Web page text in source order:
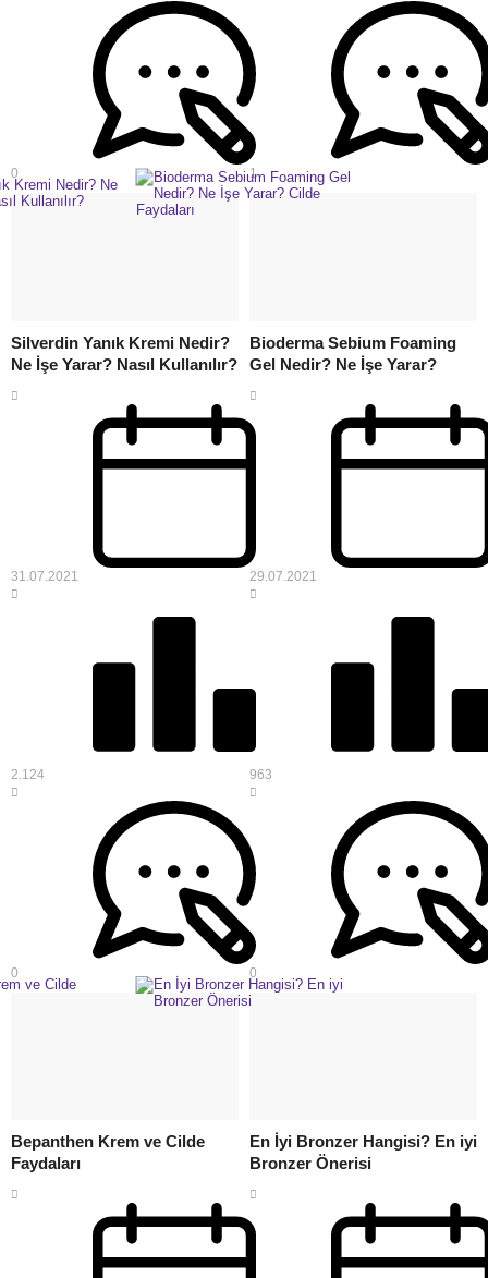
0 1
Silverdin Yanık Kremi Nedir?
Ne İşe Yarar? Nasıl Kullanılır?
31.07.2021
2.124
0
Bioderma Sebium Foaming
Gel Nedir? Ne İşe Yarar?
29.07.2021
963
0
Bepanthen Krem ve Cilde
Faydaları
En İyi Bronzer Hangisi? En iyi
Bronzer Önerisi